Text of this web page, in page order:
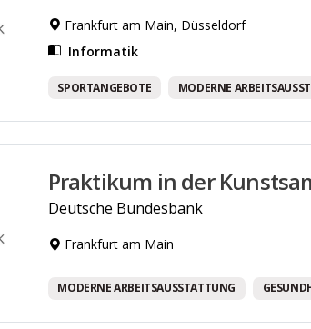
Frankfurt am Main, Düsseldorf
Informatik
SPORTANGEBOTE MODERNE
Praktikum in der
Deutsche Bundesbank
Frankfurt am Main
MODERNE ARBEITSAUSSTATTUNG